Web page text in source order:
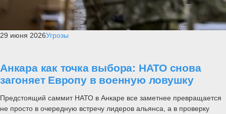
29 июня 2026Угрозы
Анкара как точка выбора: НАТО снова
загоняет Европу в военную ловушку
Предстоящий саммит НАТО в Анкаре все заметнее превращается
не просто в очередную встречу лидеров альянса, а в проверку